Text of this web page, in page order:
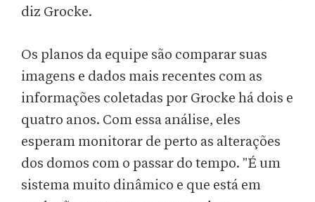
diz Grocke.
Os planos da equipe são comparar suas
imagens e dados mais recentes com as
informações coletadas por Grocke há dois e
quatro anos. Com essa análise, eles
esperam monitorar de perto as alterações
dos domos com o passar do tempo. "É um
sistema muito dinâmico e que está em